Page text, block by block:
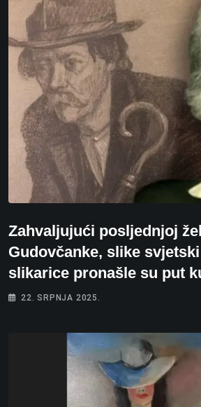
Zahvaljujući posljednjoj
Gudovčanke, slike
slikarice pronašle su put
22. SRPNJA 2025.